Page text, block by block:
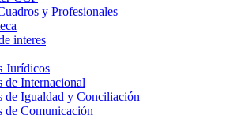
y Profesionales
interes
Jurídicos
de Internacional
de Igualdad y Conciliación
de Comunicación